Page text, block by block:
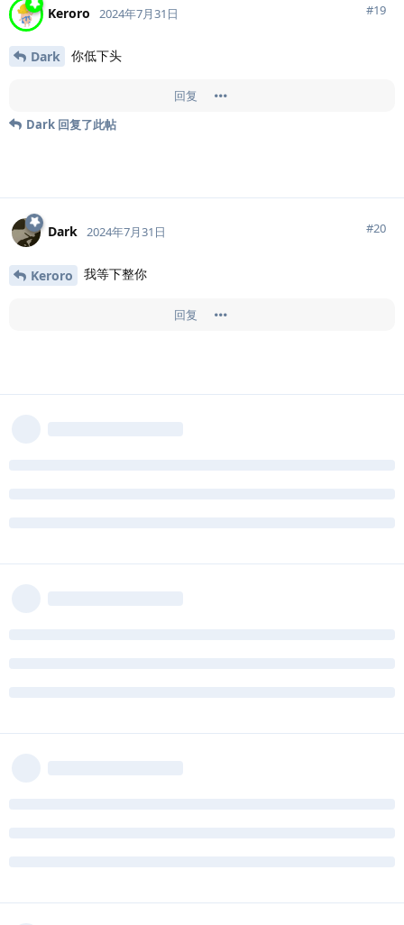
Keroro 2024年7月31日 #19
Dark 你低下头
回复
Dark 回复了此帖
Dark 2024年7月31日 #20
Keroro 我等下整你
回复